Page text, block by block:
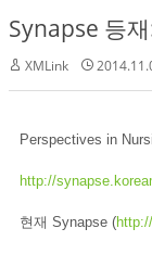
Synapse 등
XMLink
Perspectives in
http://
현재 Synapse (